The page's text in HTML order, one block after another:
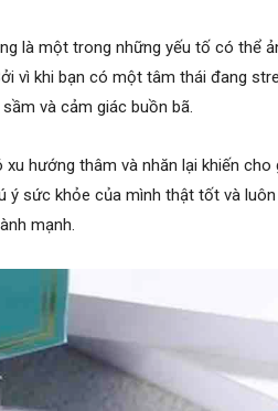
là một trong những yếu tố có thể
vì khi bạn có một tâm thái đang
và cảm giác buồn bã.
hướng thâm và nhăn lại khiến
ý sức khỏe của mình thật tốt và
mạnh.